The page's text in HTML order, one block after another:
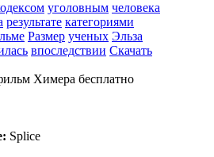
уголовным человека
результате категориями
Размер ученых Эльза
впоследствии Скачать
Splice